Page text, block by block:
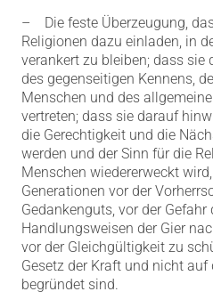
– Die feste Überzeugung,
Religionen dazu einladen, in
verankert zu bleiben; dass sie
des gegenseitigen Kennens,
Menschen und des
vertreten; dass sie darauf
die Gerechtigkeit und die
werden und der Sinn für die
Menschen wiedererweckt
Generationen vor der
Gedankenguts, vor der
Handlungsweisen der Gier
vor der Gleichgültigkeit zu
Gesetz der Kraft und nicht auf
begründet sind.